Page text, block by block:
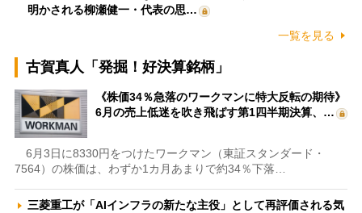
明かされる柳瀬健一・代表の思…
一覧を見る
古賀真人「発掘！好決算銘柄」
《株価34％急落のワークマンに特大反転の期待》
6月の売上低迷を吹き飛ばす第1四半期決算、…
6月3日に8330円をつけたワークマン（東証スタンダード・
7564）の株価は、わずか1カ月あまりで約34％下落…
三菱重工が「AIインフラの新たな主役」として再評価される気